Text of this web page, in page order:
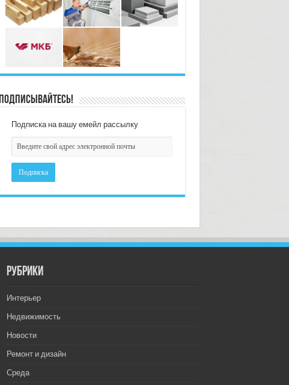
Подписывайтесь!
Подписка на вашу емейл рассылку
РУбрики
Интерьер
Недвижимость
Новости
Ремонт и дизайн
Среда